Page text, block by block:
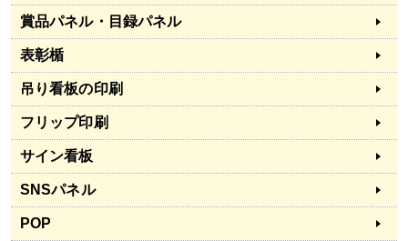
賞品パネル・目録パネル
表彰楯
吊り看板の印刷
フリップ印刷
サイン看板
SNSパネル
POP